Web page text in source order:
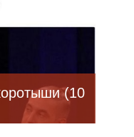
(10